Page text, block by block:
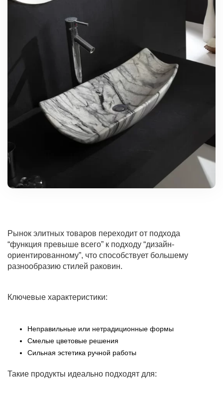
Рынок элитных товаров переходит от подхода
“функция превыше всего” к подходу “дизайн-
ориентированному”, что способствует большему
разнообразию стилей раковин.
Ключевые характеристики:
Неправильные или нетрадиционные формы
Смелые цветовые решения
Сильная эстетика ручной работы
Такие продукты идеально подходят для: